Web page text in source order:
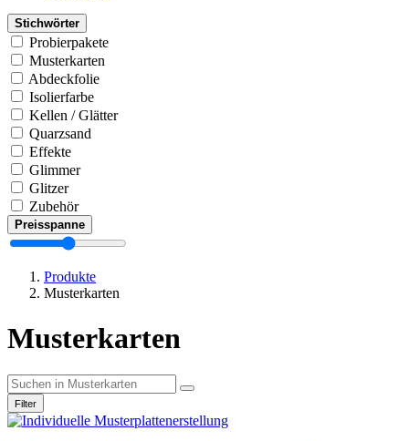
Stichwörter
Probierpakete
Musterkarten
Abdeckfolie
Isolierfarbe
Kellen / Glätter
Quarzsand
Effekte
Glimmer
Glitzer
Zubehör
Preisspanne
Produkte
Musterkarten
Musterkarten
Filter